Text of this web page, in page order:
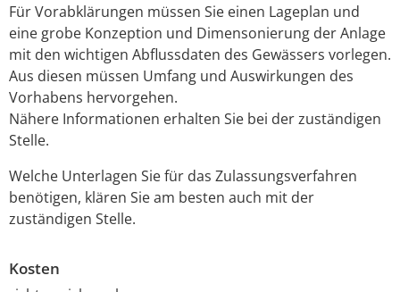
Für Vorabklärungen müssen Sie einen Lageplan und
eine grobe Konzeption und Dimensonierung der Anlage
mit den wichtigen Abflussdaten des Gewässers vorlegen.
Aus diesen müssen Umfang und Auswirkungen des
Vorhabens hervorgehen.
Nähere Informationen erhalten Sie bei der zuständigen
Stelle.
Welche Unterlagen Sie für das Zulassungsverfahren
benötigen, klären Sie am besten auch mit der
zuständigen Stelle.
Kosten